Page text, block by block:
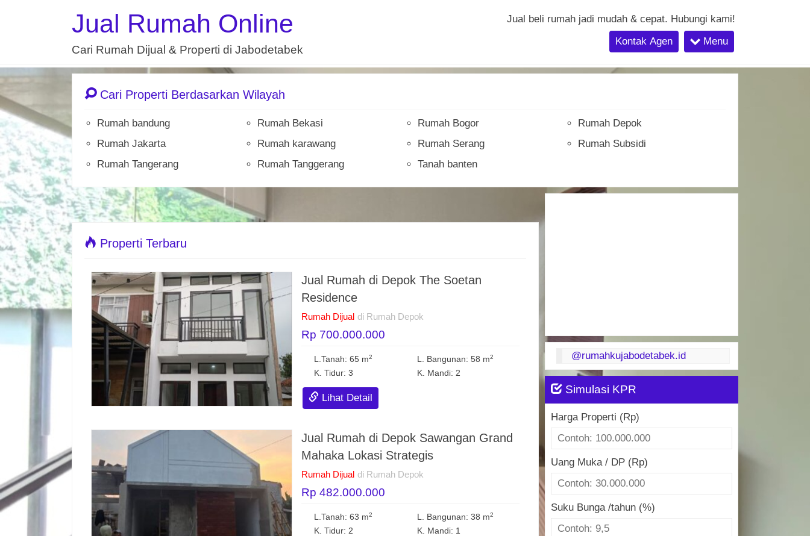
Jual Rumah Online
Cari Rumah Dijual & Properti di Jabodetabek
Jual beli rumah jadi mudah & cepat. Hubungi kami!
Kontak Agen
Menu
Cari Properti Berdasarkan Wilayah
Rumah bandung Rumah Bekasi Rumah Bogor
Rumah Depok
Rumah Jakarta
Rumah karawang Rumah Serang
Rumah Subsidi
Rumah Tangerang
Rumah Tanggerang Tanah banten
Properti Terbaru
Jual Rumah di Depok The Soetan
Residence
Rumah Dijual di Rumah Depok
Rp 700.000.000
L.Tanah: 65 m2 L. Bangunan: 58 m2
K. Tidur: 3 K. Mandi: 2
Lihat Detail
Jual Rumah di Depok Sawangan Grand
Mahaka Lokasi Strategis
Rumah Dijual di Rumah Depok
Rp 482.000.000
L.Tanah: 63 m2 L. Bangunan: 38 m2
K. Tidur: 2 K. Mandi: 1
@rumahkujabodetabek.id
Simulasi KPR
Harga Properti (Rp)
Uang Muka / DP (Rp)
Suku Bunga /tahun (%)